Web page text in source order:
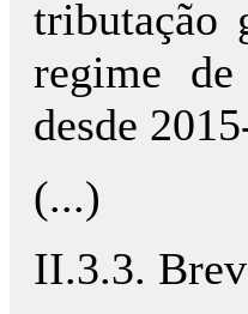
tributação
regime
desde
(...)
II.3.3.